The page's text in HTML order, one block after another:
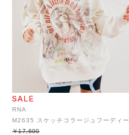
RNA
M2635 スケッチコラージュフーディー
￥17,600